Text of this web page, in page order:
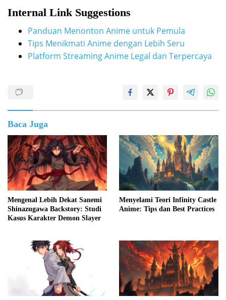
Internal Link Suggestions
Panduan Menonton Anime untuk Pemula
Tips Menikmati Anime dengan Lebih Seru
Platform Streaming Anime Legal dan Terpercaya
Baca Juga
Mengenal Lebih Dekat Sanemi
Shinazugawa Backstory: Studi
Kasus Karakter Demon Slayer
Menyelami Teori Infinity Castle
Anime: Tips dan Best Practices